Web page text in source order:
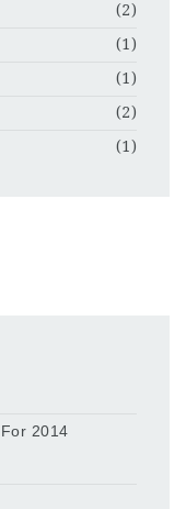
(2)
(1)
(1)
(2)
(1)
2014